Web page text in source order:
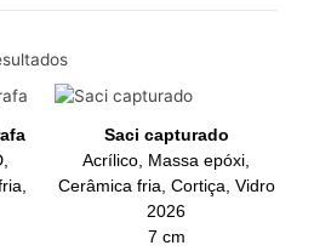
Saci capturado
Acrílico, Massa epóxi,
Cerâmica fria, Cortiça, Vidro
2026
7 cm